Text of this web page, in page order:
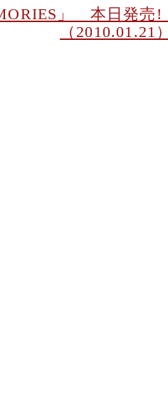
」 本日発売!
（2010.01.21